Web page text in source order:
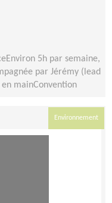
5h par semaine,
par Jérémy (lead
mainConvention
Environnement